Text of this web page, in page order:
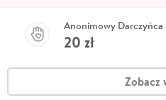
Anonimowy Darczyńca
20 zł
Zobacz